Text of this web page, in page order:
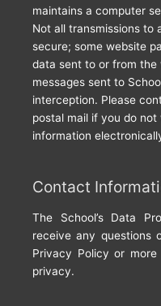
maintains a computer
Not all transmissions to
secure; some website
data sent to or from the
messages sent to
interception. Please
postal mail if you do
information
Contact
The School’s Data
receive any questions
Privacy Policy or
privacy.